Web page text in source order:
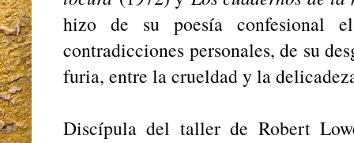
hizo de su poesía confesional
contradicciones personales, de su
furia, entre la crueldad y la
Discípula del taller de Robert